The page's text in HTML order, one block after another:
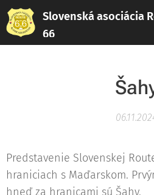
Slovenská asociácia
66
Predstavenie Slovenskej
hraniciach s Maďarskom.
hneď za hranicami sú Šahy.